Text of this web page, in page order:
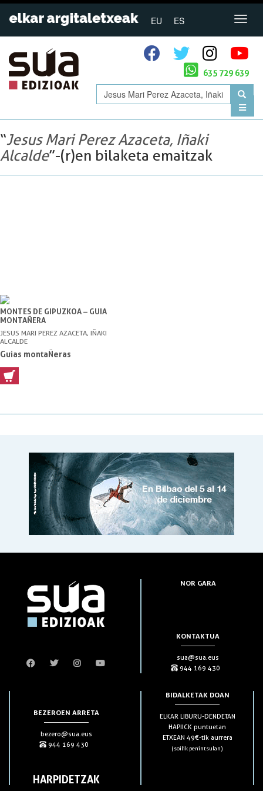
EU ES
635 729 639
“Jesus Mari Perez Azaceta, Iñaki
Alcalde”-(r)en bilaketa emaitzak
MONTES DE GIPUZKOA – GUIA
MONTAÑERA
JESUS MARI PEREZ AZACETA, IÑAKI
ALCALDE
Guias montaÑeras
NOR GARA
KONTAKTUA
sua@sua.eus
944 169 430
BEZEROEN ARRETA
bezero@sua.eus
944 169 430
HARPIDETZAK
BIDALKETAK DOAN
ELKAR LIBURU-DENDETAN
HAPIICK puntuetan
ETXEAN 49€-tik aurrera
(soilik penintsulan)